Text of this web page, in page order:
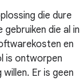
die dure
die al in
en
is ontworpen
Er is geen